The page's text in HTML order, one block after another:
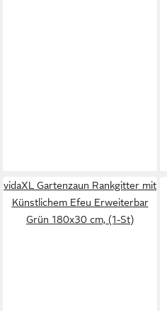
vidaXL Gartenzaun Rankgitter mit
Künstlichem Efeu Erweiterbar
Grün 180x30 cm, (1-St)